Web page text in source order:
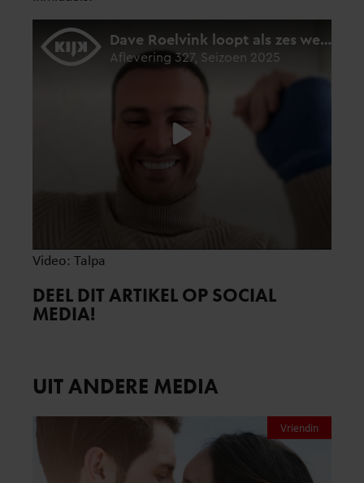
Video: Talpa
DEEL DIT ARTIKEL OP SOCIAL
MEDIA!
UIT ANDERE MEDIA
Vriendin